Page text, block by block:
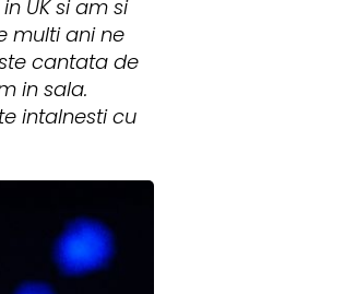
UK si am si
multi ani ne
cantata de
in sala.
intalnesti cu